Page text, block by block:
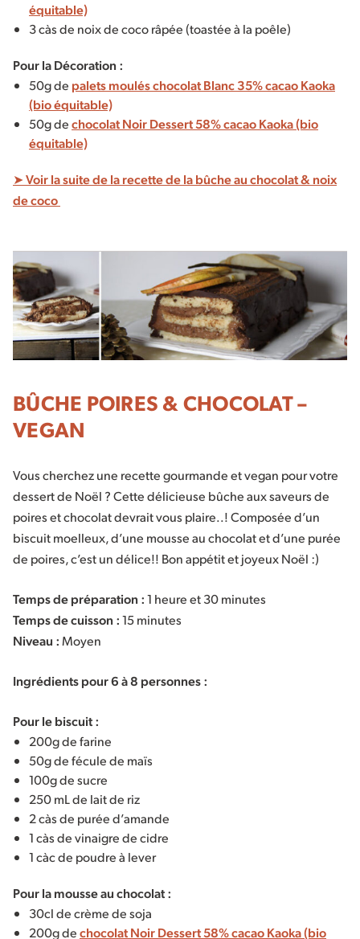
équitable)
3 càs de noix de coco râpée (toastée à la poêle)
Pour la Décoration :
50g de palets moulés chocolat Blanc 35% cacao Kaoka
(bio équitable)
50g dechocolat Noir Dessert 58% cacao Kaoka (bio
équitable)
➤ Voir la suite de la recette de la bûche au chocolat & noix
de coco
BÛCHE POIRES & CHOCOLAT –
VEGAN
Vous cherchez une recette gourmande et vegan pour votre
dessert de Noël ? Cette délicieuse bûche aux saveurs de
poires et chocolat devrait vous plaire..! Composée d’un
biscuit moelleux, d’une mousse au chocolat et d’une purée
de poires, c’est un délice!! Bon appétit et joyeux Noël :)
Temps de préparation :1 heure et 30 minutes
Temps de cuisson :15 minutes
Niveau :Moyen
Ingrédients pour 6 à 8 personnes :
Pour le biscuit :
200g de farine
50g de fécule de maïs
100g de sucre
250 mL de lait de riz
2 càs de purée d’amande
1 càs de vinaigre de cidre
1 càc de poudre à lever
Pour la mousse au chocolat :
30cl de crème de soja
200g dechocolat Noir Dessert 58% cacao Kaoka (bio